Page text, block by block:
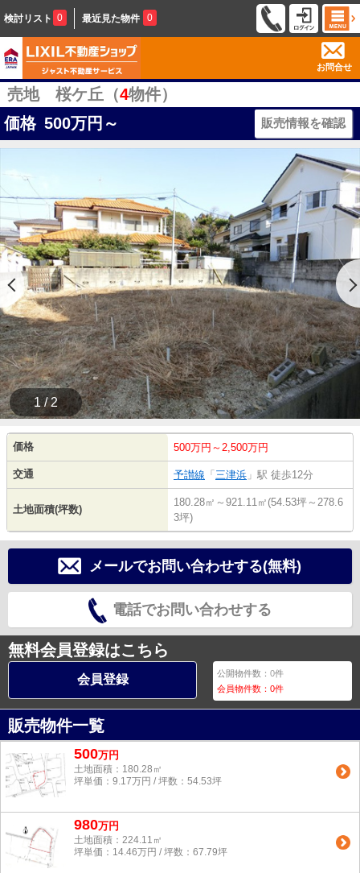
検討リスト 0 最近見た物件 0
お問合せ
売地 桜ケ丘（4物件）
価格 500万円～ 販売情報を確認
1 / 2
価格 500万円～2,500万円
交通 予讃線 「 三津浜 」駅 徒歩12分
土地面積(坪数)
180.28㎡～921.11㎡(54.53坪～278.6
3坪)
メールでお問い合わせする(無料)
電話でお問い合わせする
無料会員登録はこちら
会員登録 公開物件数：0件
会員物件数：0件
販売物件一覧
500万円
土地面積：180.28㎡
坪単価：9.17万円 / 坪数：54.53坪
980万円
土地面積：224.11㎡
坪単価：14.46万円 / 坪数：67.79坪